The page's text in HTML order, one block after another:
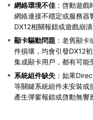
網絡環境不佳 ：啓動遊
網絡連接不穩定或服務器
DX12相關報錯或遊戲崩潰
顯卡驅動問題 ：老舊顯
件損壞，均會引發DX12
集成顯卡用戶，都有可能
系統組件缺失 ：如果
等關鍵系統組件未安裝或
產生彈窗報錯或啓動無響